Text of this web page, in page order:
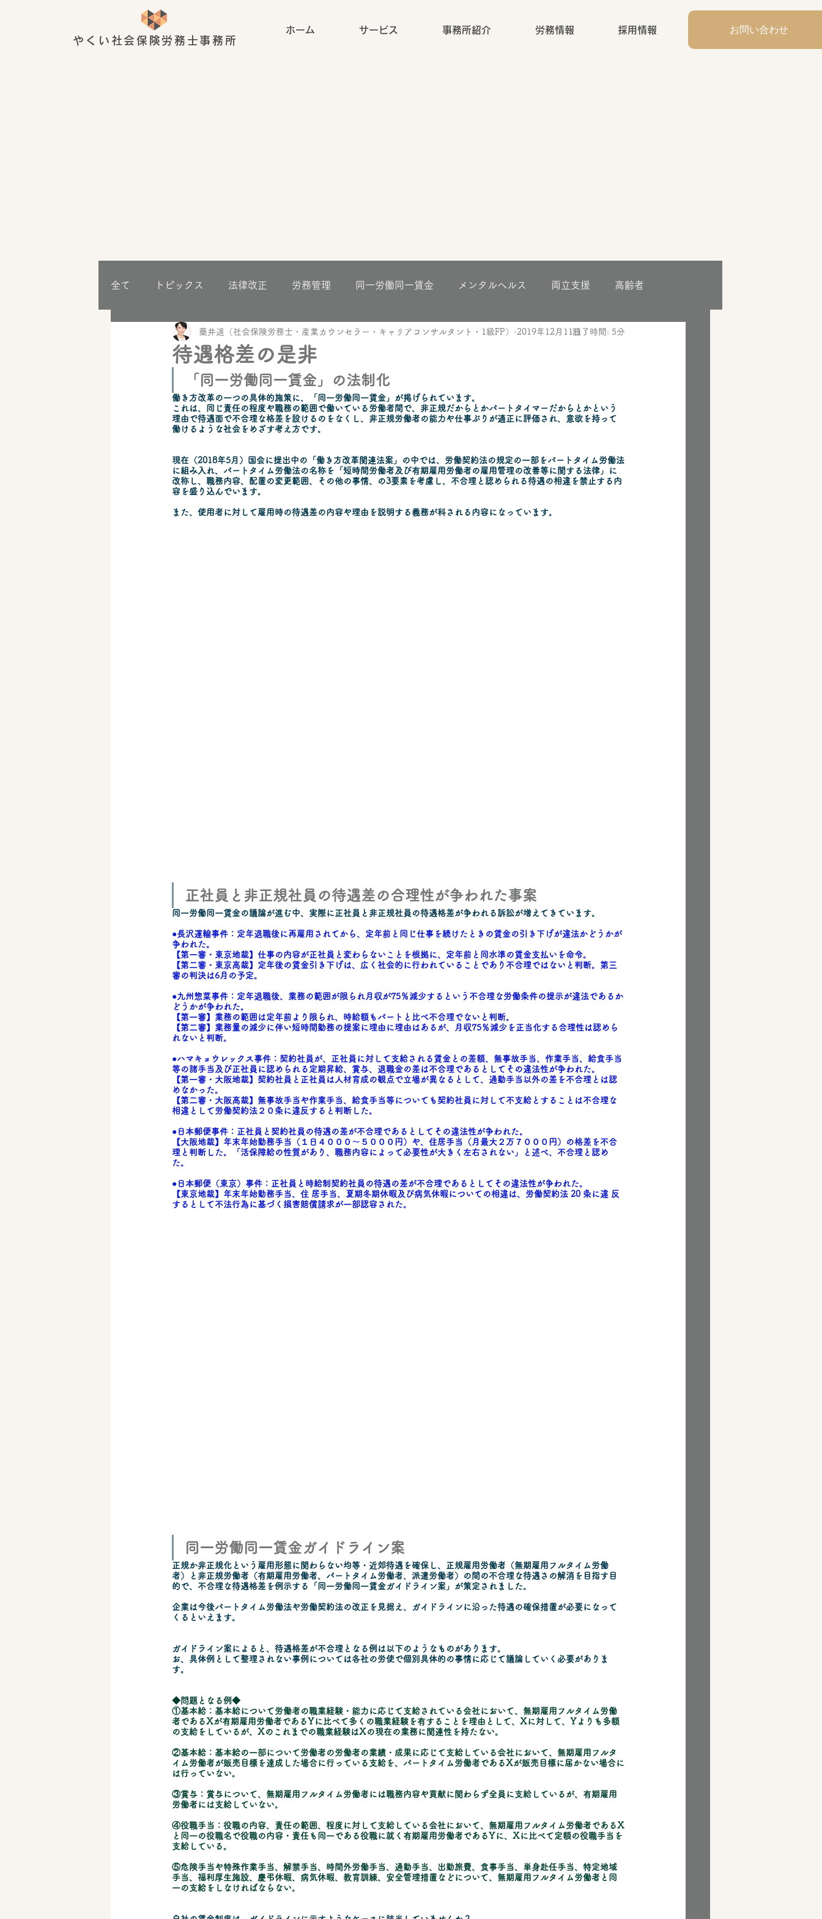
やくい社会保険労務士事務所
ホーム サービス 事務所紹介 労務情報 採用情報 お問い合わせ
全て トピックス 法律改正 労務管理 同一労働同一賃金 メンタルヘルス 両立支援 高齢者
事業構築
待遇格差の是非
藥井遥（社会保険労務士・産業カウンセラー・キャリアコンサルタント・1級FP） 2019年12月11日読了時間: 5分
「同一労働同一賃金」の法制化
働き方改革の一つの具体的施策に、「同一労働同一賃金」が掲げられています。
これは、同じ責任の程度や職務の範囲で働いている労働者間で、非正規だからとかパートタイマーだからとかという
理由で待遇面で不合理な格差を設けるのをなくし、非正規労働者の能力や仕事ぶりが適正に評価され、意欲を持って
働けるような社会をめざす考え方です。
現在（2018年5月）国会に提出中の「働き方改革関連法案」の中では、労働契約法の規定の一部をパートタイム労働法
に組み入れ、パートタイム労働法の名称を「短時間労働者及び有期雇用労働者の雇用管理の改善等に関する法律」に
改称し、職務内容、配置の変更範囲、その他の事情、の3要素を考慮し、不合理と認められる待遇の相違を禁止する内
容を盛り込んでいます。
​また、使用者に対して雇用時の待遇差の内容や理由を説明する義務が科される内容になっています。
​正社員と非正規社員の待遇差の合理性が争われた事案
同一労働同一賃金の議論が進む中、実際に正社員と非正規社員の待遇格差が争われる訴訟が増えてきています。
●長沢運輸事件 ：定年退職後に再雇用されてから、定年前と同じ仕事を続けたときの賃金の引き下げが違法かどうかが
争われた。
【第一審・東京地裁】仕事の内容が正社員と変わらないことを根拠に、定年前と同水準の賃金支払いを命令。
【第二審・東京高裁】定年後の賃金引き下げは、広く社会的に行われていることであり不合理ではないと判断。第三
審の判決は6月の予定。
●九州惣菜事件 ：定年退職後、業務の範囲が限られ月収が75％減少するという不合理な労働条件の提示が違法であるか
どうかが争われた。
【第一審】業務の範囲は定年前より限られ、時給額もパートと比べ不合理でないと判断。
​【第二審】業務量の減少に伴い短時間勤務の提案に理由に理由はあるが、月収75％減少を正当化する合理性は認めら
れないと判断。
●ハマキョウレックス事件 ：契約社員が、正社員に対して支給される賃金との差額、無事故手当、作業手当、給食手当
等の諸手当及び正社員に認められる定期昇給、賞与、退職金の差は不合理であるとしてその違法性が争われた。
【第一審・大阪地裁】契約社員と正社員は人材育成の観点で立場が異なるとして、通勤手当以外の差を不合理とは認
めなかった。
【第二審・大阪高裁】無事故手当や作業手当、給食手当等についても契約社員に対して不支給とすることは不合理な
相違として労働契約法２０条に違反すると判断した。
● 日本郵便事件 ：正社員と契約社員の待遇の差が不合理であるとしてその違法性が争われた。
【大阪地裁】年末年始勤務手当（１日４０００～５０００円）や、住居手当（月最大２万７０００円）の格差を不合
理と判断した。「活保障給の性質があり、職務内容によって必要性が大きく左右されない」と述べ、不合理と認め
た。
● 日本郵便（東京）事件 ：正社員と時給制契約社員の待遇の差が不合理であるとしてその違法性が争われた。
【東京地裁】年末年始勤務手当、住 居手当、夏期冬期休暇及び病気休暇についての相違は、労働契約法 20 条に違 反
するとして不法行為に基づく損害賠償請求が一部認容された。
同一労働同一賃金ガイドライン案
正規か非正規化という雇用形態に関わらない均等・近郊待遇を確保し、正規雇用労働者（無期雇用フルタイム労働
者）と非正規労働者（有期雇用労働者、パートタイム労働者、派遣労働者）の間の不合理な待遇さの解消を目指す目
的で、不合理な待遇格差を例示する「同一労働同一賃金ガイドライン案」が策定されました。
企業は今後パートタイム労働法や労働契約法の改正を見据え、ガイドラインに沿った待遇の確保措置が必要になって
くるといえます。
ガイドライン案によると、待遇格差が不合理となる例は以下のようなものがあります。
​お、具体例として整理されない事例については各社の労使で個別具体的の事情に応じて議論していく必要がありま
す。
◆問題となる例◆
①基本給：基本給について労働者の職業経験・能力に応じて支給されている会社において、無期雇用フルタイム労働
者であるXが有期雇用労働者であるYに比べて多くの職業経験を有することを理由として、Xに対して、Yよりも多額
の支給をしているが、Xのこれまでの職業経験はXの現在の業務に関連性を持たない。
②基本給：基本給の一部について労働者の労働者の業績・成果に応じて支給している会社において、無期雇用フルタ
イム労働者が販売目標を達成した場合に行っている支給を、パートタイム労働者であるXが販売目標に届かない場合に
は行っていない。
③賞与：賞与について、無期雇用フルタイム労働者には職務内容や貢献に関わらず全員に支給しているが、有期雇用
労働者には支給していない。
④役職手当：役職の内容、責任の範囲、程度に対して支給している会社において、無期雇用フルタイム労働者であるX
と同一の役職名で役職の内容・責任も同一である役職に就く有期雇用労働者であるYに、Xに比べて定額の役職手当を
支給している。
⑤危険手当や特殊作業手当、解禁手当、時間外労働手当、通勤手当、出勤旅費、食事手当、単身赴任手当、特定地域
手当、福利厚生施設、慶弔休暇、病気休暇、教育訓練、安全管理措置などについて、無期雇用フルタイム労働者と同
一の支給をしなければならない。